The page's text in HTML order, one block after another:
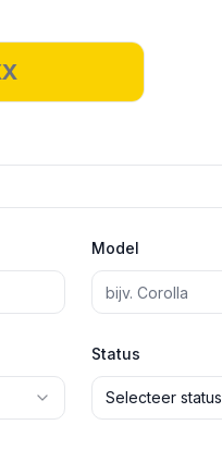
Model
Status
Selecteer status